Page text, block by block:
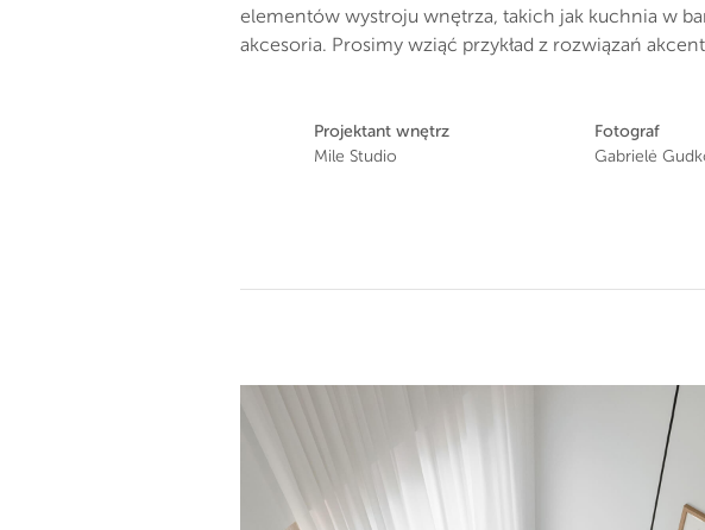
elementów wystroju wnętrza, takich jak kuchnia w
akcesoria. Prosimy wziąć przykład z rozwiązań
Projektant wnętrz
Mile Studio
Fotograf
Gabrielė